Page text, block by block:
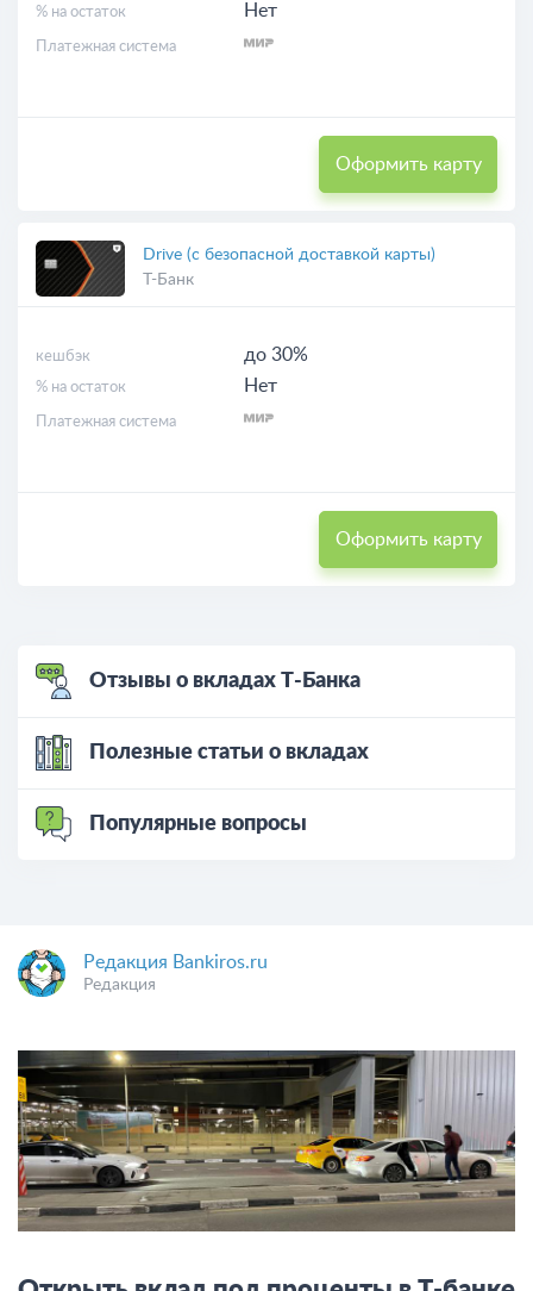
% на остаток Нет
Платежная система
Оформить карту
Drive (с безопасной доставкой карты)
Т-Банк
кешбэк до 30%
% на остаток Нет
Платежная система
Оформить карту
Отзывы о вкладах Т-Банка
Полезные статьи о вкладах
Популярные вопросы
Редакция Bankiros.ru
Редакция